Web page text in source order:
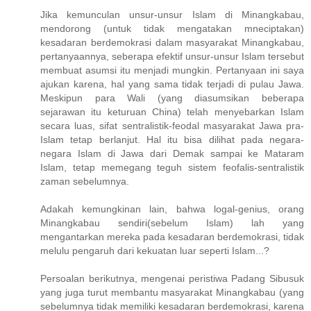
Jika kemunculan unsur-unsur Islam di Minangkabau,
mendorong (untuk tidak mengatakan mneciptakan)
kesadaran berdemokrasi dalam masyarakat Minangkabau,
pertanyaannya, seberapa efektif unsur-unsur Islam tersebut
membuat asumsi itu menjadi mungkin. Pertanyaan ini saya
ajukan karena, hal yang sama tidak terjadi di pulau Jawa.
Meskipun para Wali (yang diasumsikan beberapa
sejarawan itu keturuan China) telah menyebarkan Islam
secara luas, sifat sentralistik-feodal masyarakat Jawa pra-
Islam tetap berlanjut. Hal itu bisa dilihat pada negara-
negara Islam di Jawa dari Demak sampai ke Mataram
Islam, tetap memegang teguh sistem feofalis-sentralistik
zaman sebelumnya.
Adakah kemungkinan lain, bahwa logal-genius, orang
Minangkabau sendiri(sebelum Islam) lah yang
mengantarkan mereka pada kesadaran berdemokrasi, tidak
melulu pengaruh dari kekuatan luar seperti Islam...?
Persoalan berikutnya, mengenai peristiwa Padang Sibusuk
yang juga turut membantu masyarakat Minangkabau (yang
sebelumnya tidak memiliki kesadaran berdemokrasi, karena